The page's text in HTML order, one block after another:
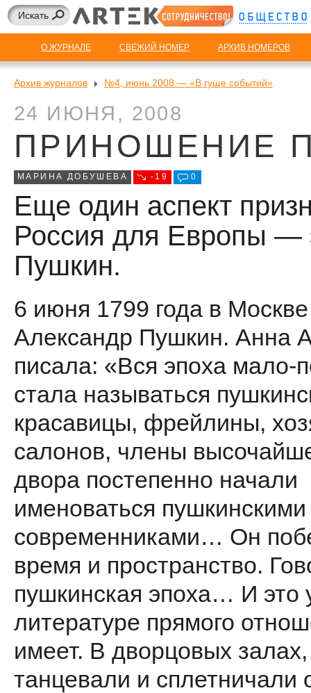
О ЖУРНАЛЕ СВЕЖИЙ НОМЕР АРХИВ НОМЕРОВ
Архив журналов №4, июнь 2008 — «В гуще событий»
24 ИЮНЯ, 2008
ПРИНОШЕНИЕ
МАРИНА ДОБУШЕВА -19 0
Еще один аспект
Россия для Европы —
Пушкин.
6 июня 1799 года в
Александр Пушкин. Анна
писала: «Вся эпоха мало-
стала называться
красавицы, фрейлины,
салонов, члены
двора постепенно начали
именоваться пушкинскими
современниками… Он
время и пространство.
пушкинская эпоха… И это
литературе прямого
имеет. В дворцовых залах,
танцевали и сплетничали